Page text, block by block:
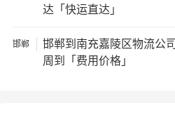
意见汇报于您，非常感谢您对
标签： # 贺州专线
达「快运直达」
邯郸
邯郸到南充嘉陵区物流公
周到「费用价格」